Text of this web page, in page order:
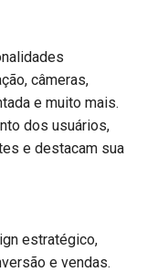
câmeras,
e muito mais.
dos usuários,
e destacam sua
estratégico,
e vendas.